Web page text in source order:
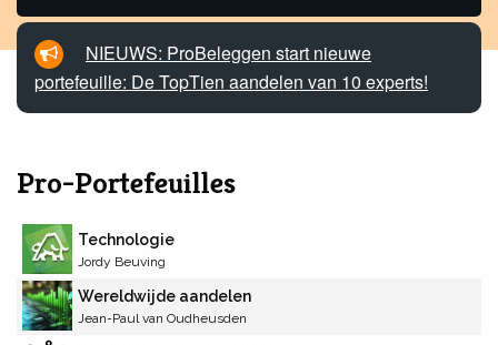
NIEUWS: ProBeleggen start nieuwe
portefeuille: De TopTien aandelen van 10 experts!
Pro-Portefeuilles
Technologie
Jordy Beuving
De opkomst van het internet en de uitvinding van de
Wereldwijde aandelen
Jean-Paul van Oudheusden